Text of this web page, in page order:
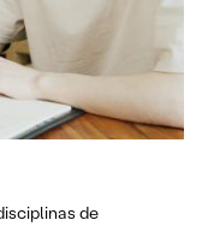
de